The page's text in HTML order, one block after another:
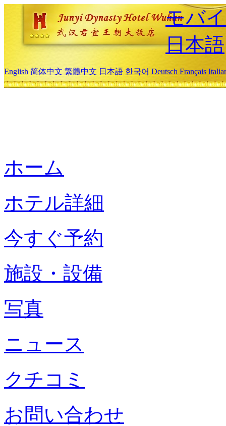
モバ
日本語
English 简体中文 繁體中文 日本語 한국어 Deutsch Français
ホーム
ホテル詳細
今すぐ予約
施設・設備
写真
ニュース
クチコミ
お問い合わせ